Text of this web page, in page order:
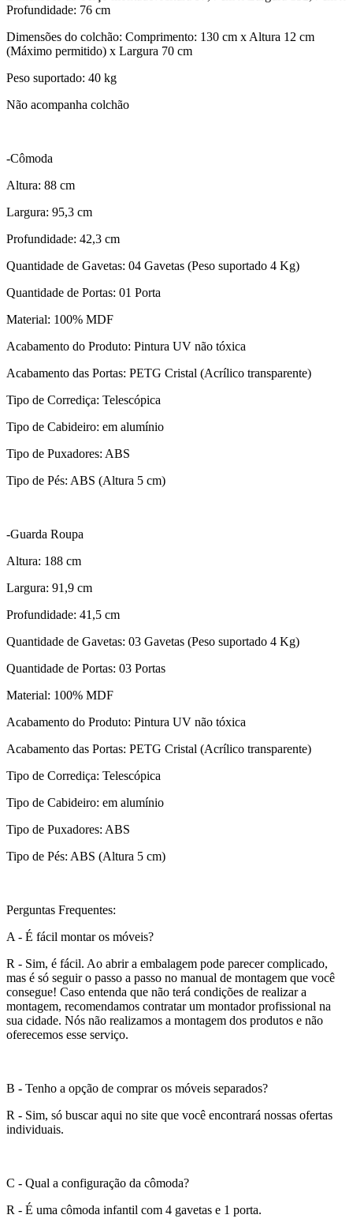
Profundidade: 76 cm
Dimensões do colchão: Comprimento: 130 cm x Altura 12 cm
(Máximo permitido) x Largura 70 cm
Peso suportado: 40 kg
Não acompanha colchão
-Cômoda
Altura: 88 cm
Largura: 95,3 cm
Profundidade: 42,3 cm
Quantidade de Gavetas: 04 Gavetas (Peso suportado 4 Kg)
Quantidade de Portas: 01 Porta
Material: 100% MDF
Acabamento do Produto: Pintura UV não tóxica
Acabamento das Portas: PETG Cristal (Acrílico transparente)
Tipo de Corrediça: Telescópica
Tipo de Cabideiro: em alumínio
Tipo de Puxadores: ABS
Tipo de Pés: ABS (Altura 5 cm)
-Guarda Roupa
Altura: 188 cm
Largura: 91,9 cm
Profundidade: 41,5 cm
Quantidade de Gavetas: 03 Gavetas (Peso suportado 4 Kg)
Quantidade de Portas: 03 Portas
Material: 100% MDF
Acabamento do Produto: Pintura UV não tóxica
Acabamento das Portas: PETG Cristal (Acrílico transparente)
Tipo de Corrediça: Telescópica
Tipo de Cabideiro: em alumínio
Tipo de Puxadores: ABS
Tipo de Pés: ABS (Altura 5 cm)
Perguntas Frequentes:
A - É fácil montar os móveis?
R - Sim, é fácil. Ao abrir a embalagem pode parecer complicado,
mas é só seguir o passo a passo no manual de montagem que você
consegue! Caso entenda que não terá condições de realizar a
montagem, recomendamos contratar um montador profissional na
sua cidade. Nós não realizamos a montagem dos produtos e não
oferecemos esse serviço.
B - Tenho a opção de comprar os móveis separados?
R - Sim, só buscar aqui no site que você encontrará nossas ofertas
individuais.
C - Qual a configuração da cômoda?
R - É uma cômoda infantil com 4 gavetas e 1 porta.